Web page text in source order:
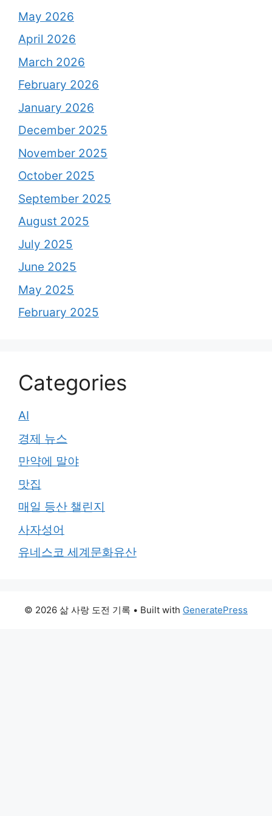
May 2026
April 2026
March 2026
February 2026
January 2026
December 2025
November 2025
October 2025
September 2025
August 2025
July 2025
June 2025
May 2025
February 2025
Categories
AI
경제 뉴스
만약에 말야
맛집
매일 등산 챌린지
사자성어
유네스코 세계문화유산
© 2026 삶 사랑 도전 기록 • Built with GeneratePress